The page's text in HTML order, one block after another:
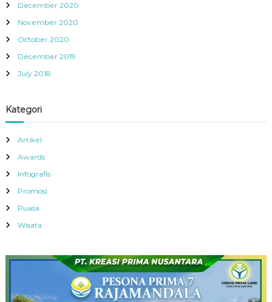
December 2020
November 2020
October 2020
December 2019
July 2018
Kategori
Artikel
Awards
Infografis
Promosi
Puasa
Wisata